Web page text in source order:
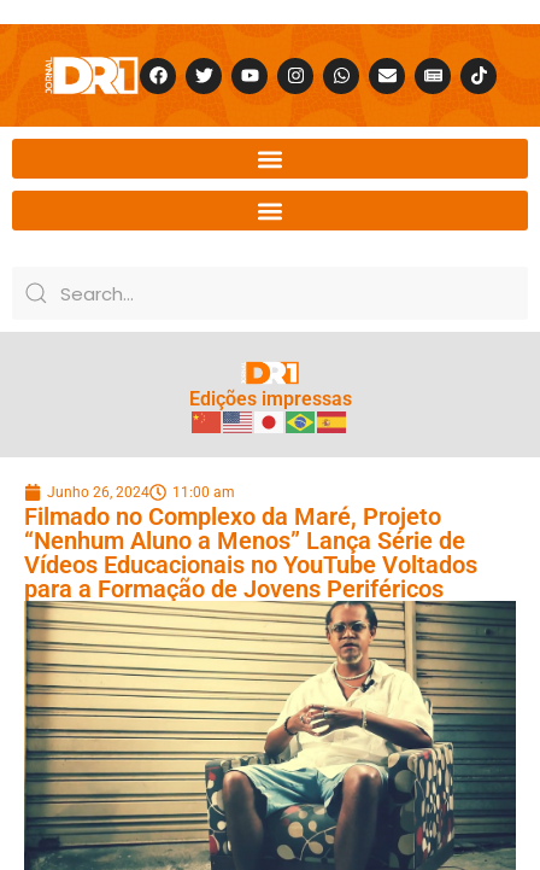
Edições impressas
Junho 26, 2024 11:00 am
Filmado no Complexo da Maré, Projeto
“Nenhum Aluno a Menos” Lança Série de
Vídeos Educacionais no YouTube Voltados
para a Formação de Jovens Periféricos